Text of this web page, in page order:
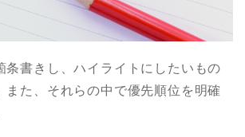
条書きし、ハイライトにしたいもの
また、それらの中で優先順位を明確